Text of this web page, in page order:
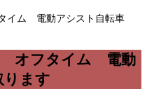
イム 電動アシスト自転車
オフタイム 電動
ます